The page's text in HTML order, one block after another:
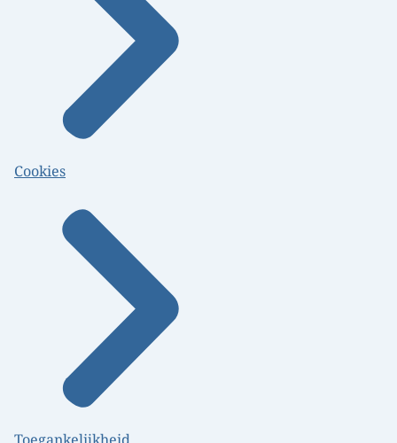
Cookies
Toegankelijkheid